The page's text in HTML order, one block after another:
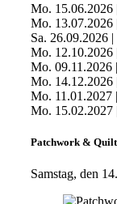
Mo. 15.06.2026
Mo. 13.07.2026
Sa. 26.09.2026 |
Mo. 12.10.2026
Mo. 09.11.2026
Mo. 14.12.2026
Mo. 11.01.2027
Mo. 15.02.2027
Patchwork & Quilt
Samstag, den